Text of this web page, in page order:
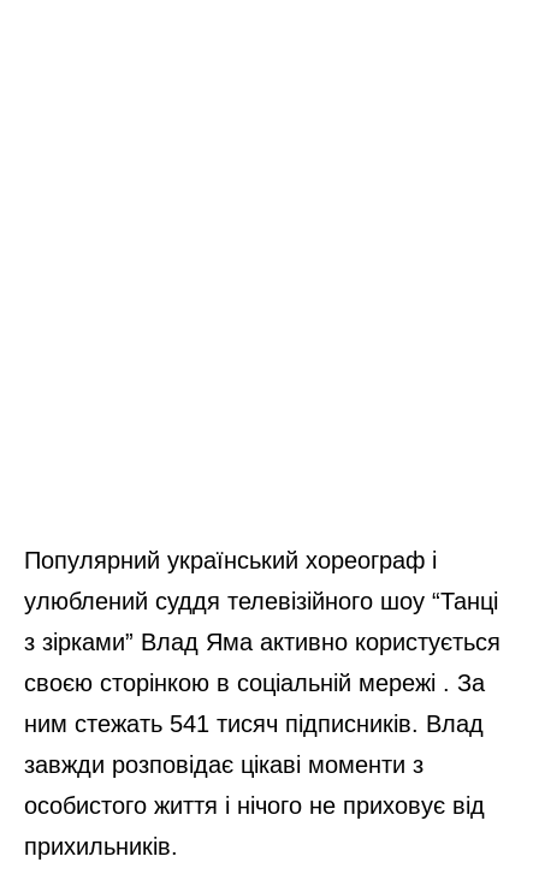
Популярний український хореограф і
улюблений суддя телевізійного шоу “Танці
з зірками” Влад Яма активно користується
своєю сторінкою в соціальній мережі . За
ним стежать 541 тисяч підписників. Влад
завжди розповідає цікаві моменти з
особистого життя і нічого не приховує від
прихильників.